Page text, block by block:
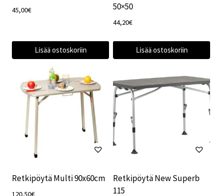
45,00€
Lisää ostoskoriin
50×50
44,20€
Lisää ostoskoriin
Retkipöytä Multi 90x60cm
Retkipöytä New Superb
115